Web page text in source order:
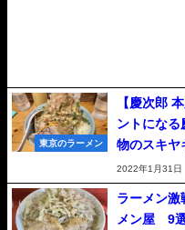
東京のラーメン
【慶次郎
ントになる
物のスキヤ
2022年1月31日
ラーメン激
メン屋 9